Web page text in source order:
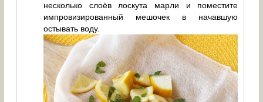
несколько слоёв лоскута марли и поместите
импровизированный мешочек в начавшую
остывать воду.